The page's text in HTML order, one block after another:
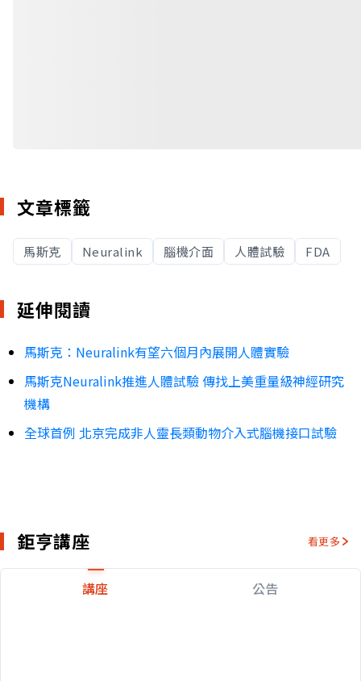
文章標籤
馬斯克 Neuralink 腦機介面 人體試驗 FDA
延伸閱讀
馬斯克：Neuralink有望六個月內展開人體實驗
馬斯克Neuralink推進人體試驗 傳找上美重量級神經研究
機構
全球首例 北京完成非人靈長類動物介入式腦機接口試驗
鉅亨講座 看更多
講座 公告